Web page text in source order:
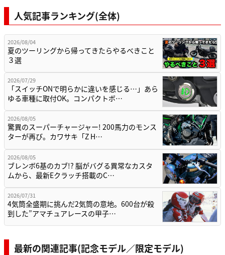
人気記事ランキング(全体)
2026/08/04
夏のツーリングから帰ってきたらやるべきこと
３選
2026/07/29
「スイッチONで明らかに違いを感じる…」あら
ゆる車種に取付OK。コンパクトボ…
2026/08/05
驚異のスーパーチャージャー! 200馬力のモンス
ターが再び。カワサキ「Z H…
2026/08/05
ブレンボ6基のカブ!? 脳がバグる異常なカスタ
ムから、最新Eクラッチ搭載のC…
2026/07/31
4気筒全盛期に挑んだ2気筒の意地。600台が殺
到した”アマチュアレースの甲子…
最新の関連記事(記念モデル／限定モデル)